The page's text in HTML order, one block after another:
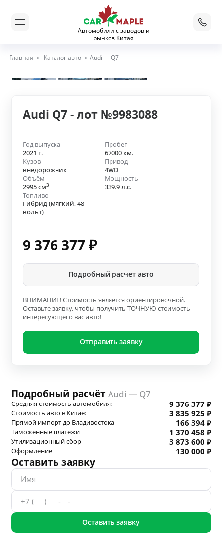
Автомобили с заводов и
рынков Китая
Главная » Каталог авто » Audi — Q7
Audi Q7 - лот №9983088
Год выпуска
2021 г.
Пробег
67000 км.
Кузов
внедорожник
Привод
4WD
Объём
2995 см3
Мощность
339.9 л.с.
Топливо
Гибрид (мягкий, 48
вольт)
9 376 377 ₽
Подробный расчет авто
ВНИМАНИЕ! Стоимость является ориентировочной.
Оставьте заявку, чтобы получить ТОЧНУЮ стоимость
интересующего вас авто!
Отправить заявку
Подробный расчёт Audi — Q7
Средняя стоимость автомобиля: 9 376 377 ₽
Стоимость авто в Китае: 3 835 925 ₽
Прямой импорт до Владивостока 166 394 ₽
Таможенные платежи 1 370 458 ₽
Утилизационный сбор 3 873 600 ₽
Оформление 130 000 ₽
Оставить заявку
Оставить заявку